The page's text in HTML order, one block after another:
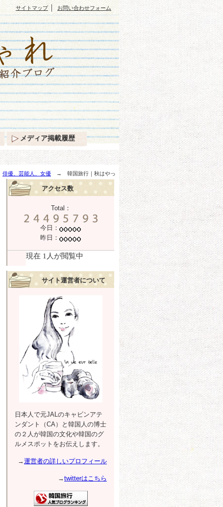
俳優、芸能人、女優 → 韓国旅行｜秋はやっ
アクセス数
Total：
今日：
昨日：
サイト運営者について
日本人で元JALのキャビンアテ
ンダント（CA）と韓国人の博士
の２人が韓国の文化や韓国のグ
ルメスポットをお伝えします。
→運営者の詳しいプロフィール
→twitterはこちら
サイトマップ｜ お問い合わせフォーム
メディア掲載履歴